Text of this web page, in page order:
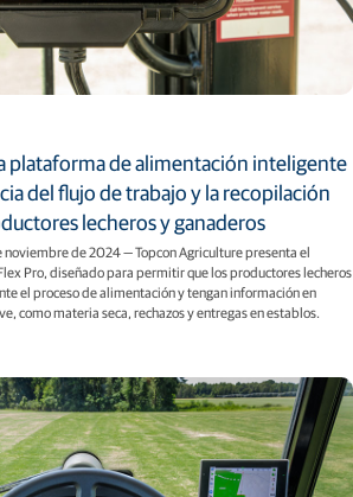
plataforma de alimentación inteligente
del flujo de trabajo y la recopilación
lecheros y ganaderos
noviembre de 2024 — Topcon Agriculture presenta el
Pro, diseñado para permitir que los productores lecheros
el proceso de alimentación y tengan información en
como materia seca, rechazos y entregas en establos.